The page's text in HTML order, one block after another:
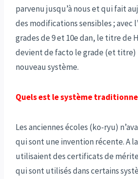
parvenu jusqu’à nous et qui fait
des modifications sensibles ; avec
grades de 9 et 10e dan, le titre de
devient de facto le grade (et titre)
nouveau système.
Quels est le système
Les anciennes écoles (ko-ryu)
qui sont une invention récente. A
utilisaient des certificats de
qui sont utilisés dans certains